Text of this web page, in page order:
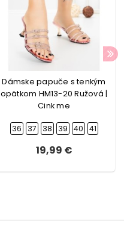
Dámske papuče s tenkým
opätkom HM13-20 Ružová |
Cink me
36 37 38 39 40 41
19,99 €